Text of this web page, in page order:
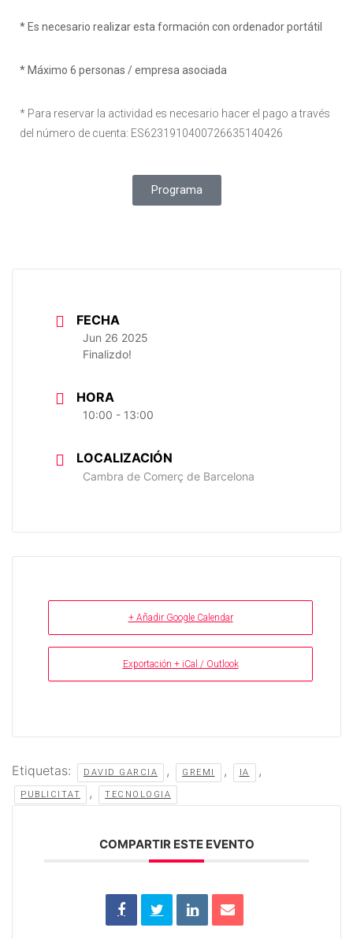
* Es necesario realizar esta formación con ordenador portátil
* Máximo 6 personas / empresa asociada
* Para reservar la actividad es necesario hacer el pago a través
del número de cuenta: ES6231910400726635140426
Programa
FECHA
Jun 26 2025
Finalizdo!
HORA
10:00 - 13:00
LOCALIZACIÓN
Cambra de Comerç de Barcelona
+ Añadir Google Calendar
Exportación + iCal / Outlook
Etiquetas: DAVID GARCIA , GREMI , IA ,
PUBLICITAT , TECNOLOGIA
COMPARTIR ESTE EVENTO